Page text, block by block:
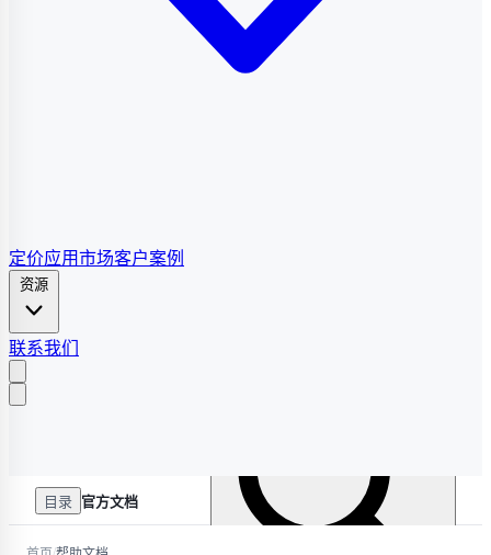
定价应用市场客户案例
联系我们
目录 官方文档